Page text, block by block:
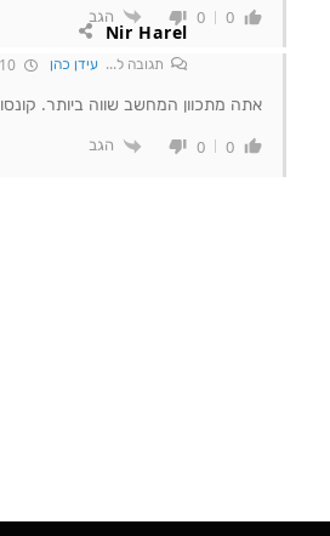
0
0 הגב
Nir Harel
תגובה ל... עידן כהן
אתה מתכוון המחשב שווה ביותר.
0
0 הגב